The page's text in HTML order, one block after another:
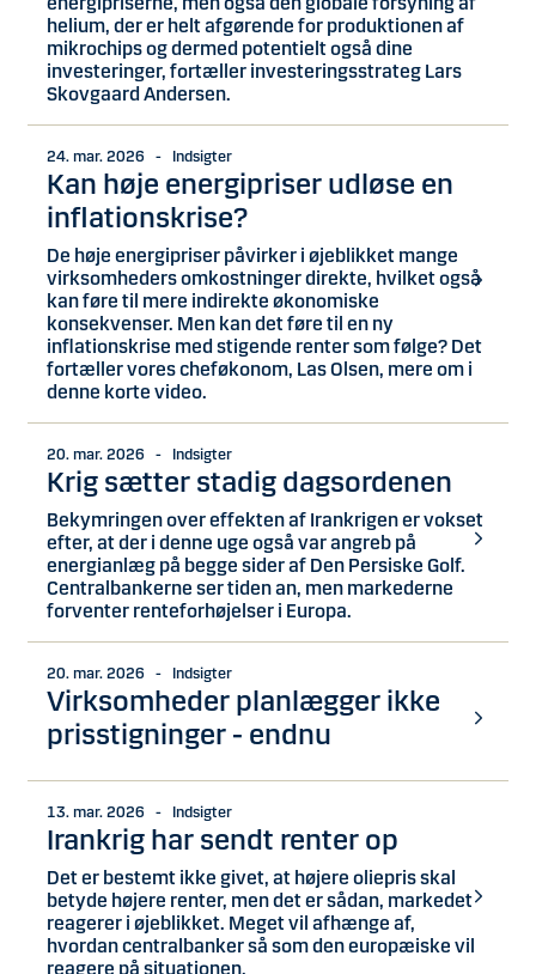
helium, der er helt afgørende for produktionen af
mikrochips og dermed potentielt også dine
investeringer, fortæller investeringsstrateg Lars
Skovgaard Andersen.
24. mar. 2026 - Indsigter
Kan høje energipriser udløse en
inflationskrise?
De høje energipriser påvirker i øjeblikket mange
virksomheders omkostninger direkte, hvilket også
kan føre til mere indirekte økonomiske
konsekvenser. Men kan det føre til en ny
inflationskrise med stigende renter som følge? Det
fortæller vores cheføkonom, Las Olsen, mere om i
denne korte video.
20. mar. 2026 - Indsigter
Krig sætter stadig dagsordenen
Bekymringen over effekten af Irankrigen er vokset
efter, at der i denne uge også var angreb på
energianlæg på begge sider af Den Persiske Golf.
Centralbankerne ser tiden an, men markederne
forventer renteforhøjelser i Europa.
20. mar. 2026 - Indsigter
Virksomheder planlægger ikke
prisstigninger - endnu
13. mar. 2026 - Indsigter
Irankrig har sendt renter op
Det er bestemt ikke givet, at højere oliepris skal
betyde højere renter, men det er sådan, markedet
reagerer i øjeblikket. Meget vil afhænge af,
hvordan centralbanker så som den europæiske vil
reagere på situationen.